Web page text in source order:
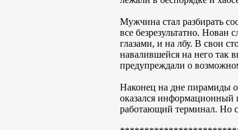
Мужчина стал разбирать
все безрезультатно.
глазами, и на лбу. В свои
навалившейся на него так
предупреждали о
Наконец на дне пирамиды
оказался информационный
работающий терминал. Но